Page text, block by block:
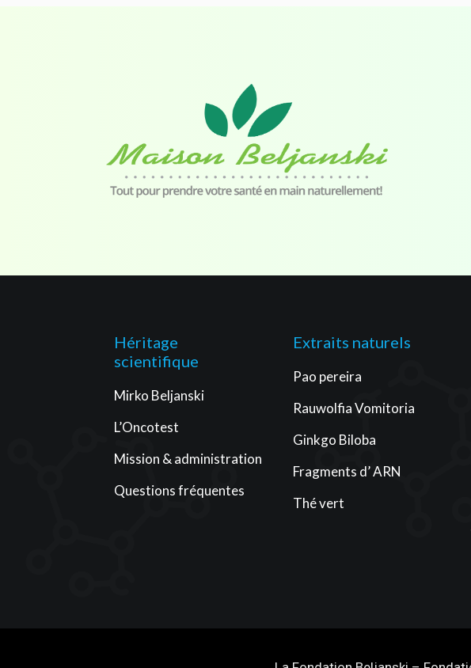
Héritage
scientifique
Mirko Beljanski
L’Oncotest
Mission & administration
Questions fréquentes
Extraits naturels
Pao pereira
Rauwolfia Vomitoria
Ginkgo Biloba
Fragments d’ ARN
Thé vert